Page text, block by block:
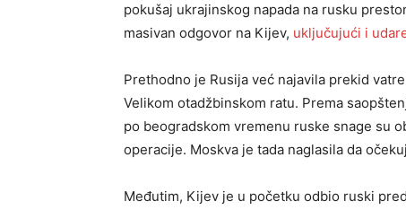
pokušaj ukrajinskog napada na rusku
masivan odgovor na Kijev, uključujući i
Prethodno je Rusija već najavila prekid
Velikom otadžbinskom ratu. Prema
po beogradskom vremenu ruske snage su
operacije. Moskva je tada naglasila da
Međutim, Kijev je u početku odbio ruski